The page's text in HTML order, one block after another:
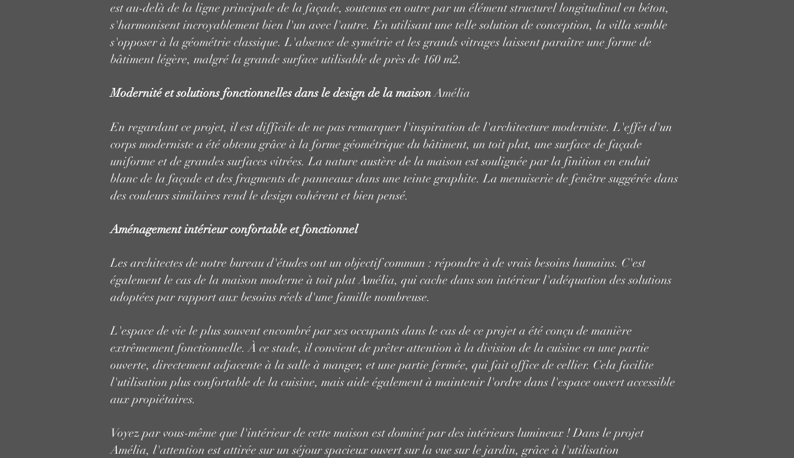
est au-delà de la ligne principale de la façade, soutenus en outre par un élément structurel longitudinal en béton,
s'harmonisent incroyablement bien l'un avec l'autre. En utilisant une telle solution de conception, la villa semble
s'opposer à la géométrie classique. L'absence de symétrie et les grands vitrages laissent paraître une forme de
bâtiment légère, malgré la grande surface utilisable de près de 160 m2.
Modernité et solutions fonctionnelles dans le design de la maisonAmélia
En regardant ce projet, il est difficile de ne pas remarquer l'inspiration de l'architecture moderniste. L'effet d'un
corps moderniste a été obtenu grâce à la forme géométrique du bâtiment, un toit plat, une surface de façade
uniforme et de grandes surfaces vitrées. La nature austère de la maison est soulignée par la finition en enduit
blanc de la façade et des fragments de panneaux dans une teinte graphite. La menuiserie de fenêtre suggérée dans
des couleurs similaires rend le design cohérent et bien pensé.
Aménagement intérieur confortable et fonctionnel
Les architectes de notre bureau d'études ont un objectif commun : répondre à de vrais besoins humains. C'est
également le cas de la maison moderne à toit plat Amélia, qui cache dans son intérieur l'adéquation des solutions
adoptées par rapport aux besoins réels d'une famille nombreuse.
L'espace de vie le plus souvent encombré par ses occupants dans le cas de ce projet a été conçu de manière
extrêmement fonctionnelle. À ce stade, il convient de prêter attention à la division de la cuisine en une partie
ouverte, directement adjacente à la salle à manger, et une partie fermée, qui fait office de cellier. Cela facilite
l'utilisation plus confortable de la cuisine, mais aide également à maintenir l'ordre dans l'espace ouvert accessible
aux propiétaires.
Voyez par vous-même que l'intérieur de cette maison est dominé par des intérieurs lumineux ! Dans le projet
Amélia, l'attention est attirée sur un séjour spacieux ouvert sur la vue sur le jardin, grâce à l'utilisation